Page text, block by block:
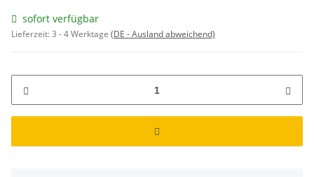
sofort verfügbar
Lieferzeit:3 - 4 Werktage (DE - Ausland abweichend)